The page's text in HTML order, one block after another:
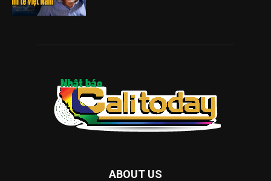
ABOUT US